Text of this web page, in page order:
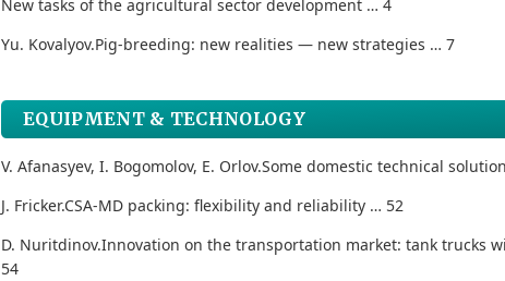
New tasks of the agricultural sector development … 4
Yu. Kovalyov.Pig-breeding: new realities — new strategies … 7
EQUIPMENT & TECHNOLOGY
V. Afanasyev, I. Bogomolov, E. Orlov.Some domestic technical
J. Fricker.CSA-MD packing: flexibility and reliability … 52
D. Nuritdinov.Innovation on the transportation market: tank trucks
54